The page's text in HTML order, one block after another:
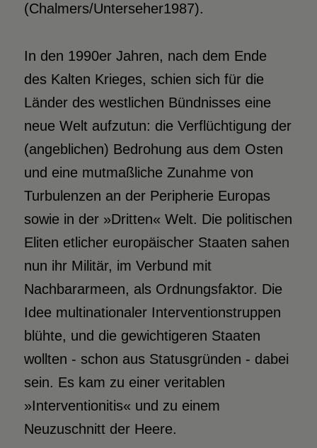
(Chalmers/Unterseher1987).
In den 1990er Jahren, nach dem Ende
des Kalten Krieges, schien sich für die
Länder des westlichen Bündnisses eine
neue Welt aufzutun: die Verflüchtigung der
(angeblichen) Bedrohung aus dem Osten
und eine mutmaßliche Zunahme von
Turbulenzen an der Peripherie Europas
sowie in der »Dritten« Welt. Die politischen
Eliten etlicher europäischer Staaten sahen
nun ihr Militär, im Verbund mit
Nachbararmeen, als Ordnungsfaktor. Die
Idee multinationaler Interventionstruppen
blühte, und die gewichtigeren Staaten
wollten - schon aus Statusgründen - dabei
sein. Es kam zu einer veritablen
»Interventionitis« und zu einem
Neuzuschnitt der Heere.